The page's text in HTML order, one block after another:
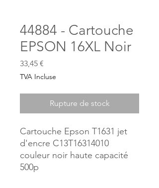
44884 - Cartouche
EPSON 16XL Noir
33,45 €
TVA Incluse
Rupture de stock
Cartouche Epson T1631 jet
d'encre C13T16314010
couleur noir haute capacité
500p